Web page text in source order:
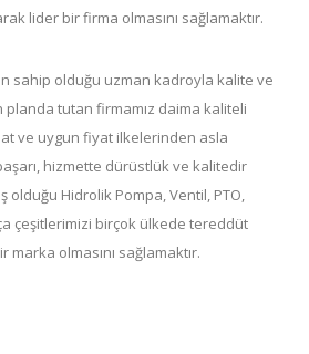
lider bir firma olmasını sağlamaktır.
sahip olduğu uzman kadroyla kalite ve
tutan firmamız daima kaliteli
ve uygun fiyat ilkelerinden asla
hizmette dürüstlük ve kalitedir
olduğu Hidrolik Pompa, Ventil, PTO,
çeşitlerimizi birçok ülkede tereddüt
olmasını sağlamaktır.